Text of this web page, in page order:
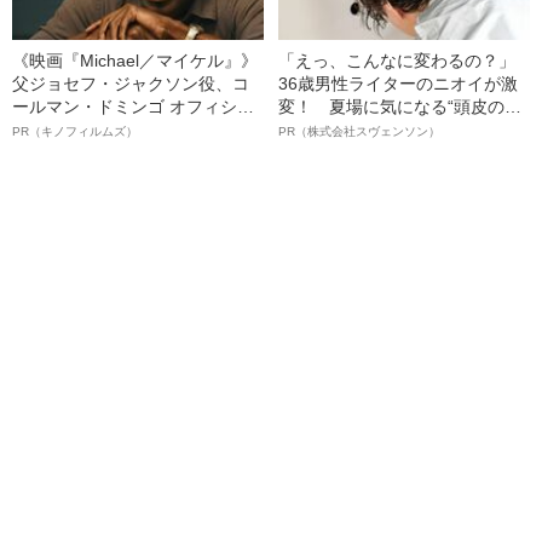
《映画『Michael／マイケル』》
父ジョセフ・ジャクソン役、コ
ールマン・ドミンゴ オフィシャ
ルインタビュー“観客を魅了した
PR（キノフィルムズ）
「えっ、こんなに変わるの？」
36歳男性ライターのニオイが激
変！ 夏場に気になる“頭皮のニ
オイ”や“ベタつき”を解消す
PR（株式会社スヴェンソン）